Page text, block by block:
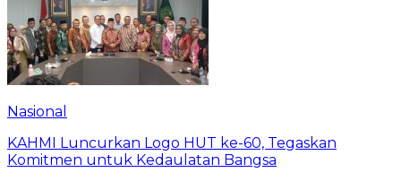
Nasional
KAHMI Luncurkan Logo HUT ke-60, Tegaskan
Komitmen untuk Kedaulatan Bangsa